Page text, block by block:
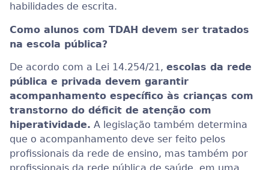
habilidades de escrita.
Como alunos com TDAH devem ser tratados
na escola pública?
De acordo com a Lei 14.254/21, escolas da rede
pública e privada devem garantir
acompanhamento específico às crianças com
transtorno do déficit de atenção com
hiperatividade. A legislação também determina
que o acompanhamento deve ser feito pelos
profissionais da rede de ensino, mas também por